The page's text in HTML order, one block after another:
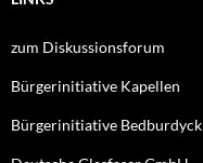
zum Diskussionsforum
Bürgerinitiative Kapellen
Bürgerinitiative Bedburdyck